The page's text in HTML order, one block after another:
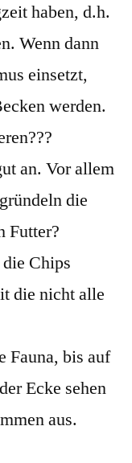
haben, d.h.
Wenn dann
einsetzt,
werden.
an. Vor allem
die
Futter?
Chips
die nicht alle
Fauna, bis auf
Ecke sehen
aus.